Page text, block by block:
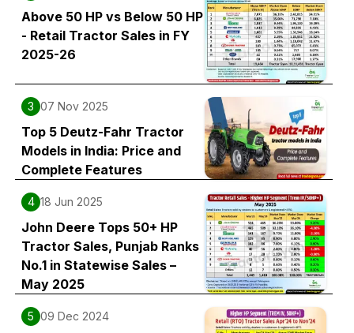
Above 50 HP vs Below 50 HP
- Retail Tractor Sales in FY
2025-26
3 07 Nov 2025
Top 5 Deutz-Fahr Tractor
Models in India: Price and
Complete Features
4 18 Jun 2025
John Deere Tops 50+ HP
Tractor Sales, Punjab Ranks
No.1 in Statewise Sales –
May 2025
5 09 Dec 2024